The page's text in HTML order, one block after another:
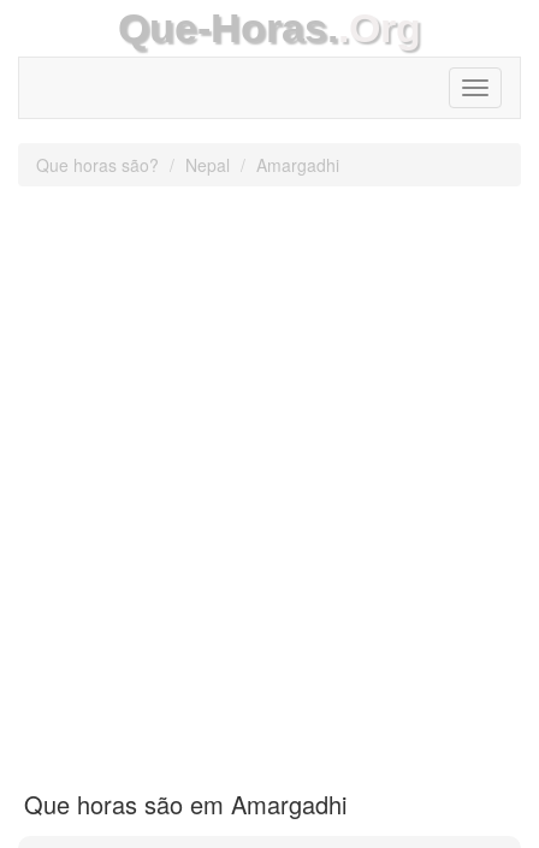
Que-Horas..Org
Toggle
Que horas são? Nepal Amargadhi
Que horas são em Amargadhi